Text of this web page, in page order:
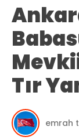
Tır
emrah